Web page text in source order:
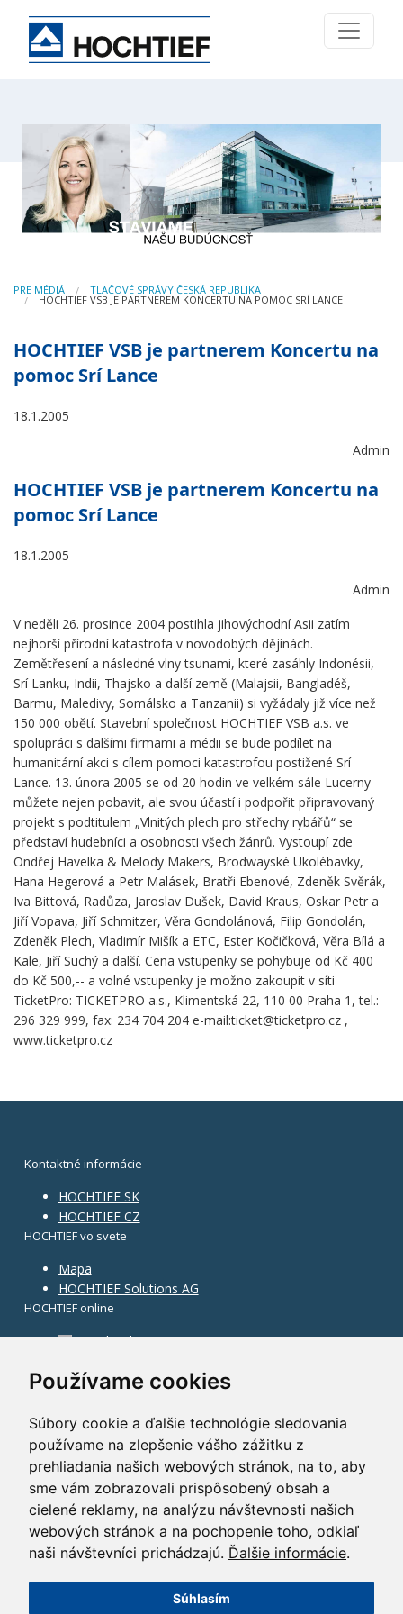
Používame cookies
Súbory cookie a ďalšie technológie sledovania
používame na zlepšenie vášho zážitku z
prehliadania našich webových stránok, na to, aby
sme vám zobrazovali prispôsobený obsah a
cielené reklamy, na analýzu návštevnosti našich
webových stránok a na pochopenie toho, odkiaľ
naši návštevníci prichádzajú. Ďalšie informácie.
Súhlasím
PRE MÉDIÁ TLAČOVÉ SPRÁVY ČESKÁ REPUBLIKA
HOCHTIEF VSB JE PARTNEREM KONCERTU NA POMOC SRÍ LANCE
HOCHTIEF VSB je partnerem Koncertu na
pomoc Srí Lance
18.1.2005
Admin
HOCHTIEF VSB je partnerem Koncertu na
pomoc Srí Lance
18.1.2005
Admin
V neděli 26. prosince 2004 postihla jihovýchodní Asii zatím
nejhorší přírodní katastrofa v novodobých dějinách.
Zemětřesení a následné vlny tsunami, které zasáhly Indonésii,
Srí Lanku, Indii, Thajsko a další země (Malajsii, Bangladéš,
Barmu, Maledivy, Somálsko a Tanzanii) si vyžádaly již více než
150 000 obětí. Stavební společnost HOCHTIEF VSB a.s. ve
spolupráci s dalšími firmami a médii se bude podílet na
humanitární akci s cílem pomoci katastrofou postižené Srí
Lance. 13. února 2005 se od 20 hodin ve velkém sále Lucerny
můžete nejen pobavit, ale svou účastí i podpořit připravovaný
projekt s podtitulem „Vlnitých plech pro střechy rybářů“ se
představí hudebníci a osobnosti všech žánrů. Vystoupí zde
Ondřej Havelka & Melody Makers, Brodwayské Ukolébavky,
Hana Hegerová a Petr Malásek, Bratři Ebenové, Zdeněk Svěrák,
Iva Bittová, Radůza, Jaroslav Dušek, David Kraus, Oskar Petr a
Jiří Vopava, Jiří Schmitzer, Věra Gondolánová, Filip Gondolán,
Zdeněk Plech, Vladimír Mišík a ETC, Ester Kočičková, Věra Bílá a
Kale, Jiří Suchý a další. Cena vstupenky se pohybuje od Kč 400
do Kč 500,-- a volné vstupenky je možno zakoupit v síti
TicketPro: TICKETPRO a.s., Klimentská 22, 110 00 Praha 1, tel.:
296 329 999, fax: 234 704 204 e-mail:ticket@ticketpro.cz ,
www.ticketpro.cz
Kontaktné informácie
HOCHTIEF SK
HOCHTIEF CZ
HOCHTIEF vo svete
Mapa
HOCHTIEF Solutions AG
HOCHTIEF online
Facebook